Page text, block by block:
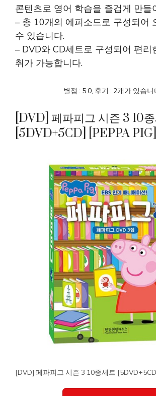
콘텐츠로 영어 학습을 즐겁게 만들
– 총 10개의 에피소드로 구성되어
수 있습니다.
– DVD와 CD세트로 구성되어 편리
취가 가능합니다.
별점 : 5.0, 후기 : 2개가 있습니
[DVD] 페파피그 시즌 3 10
[5DVD+5CD] [PEPPA PIG]
[DVD] 페파피그 시즌 3 10종세트